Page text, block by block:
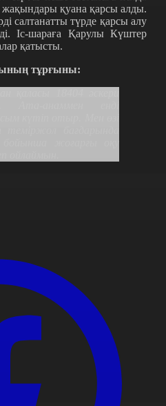
қуана қарсы алды.
салтанатты түрде қарсы алу
Іс-шараға Қарулы Күштер
қатысты.
тұрғыны: